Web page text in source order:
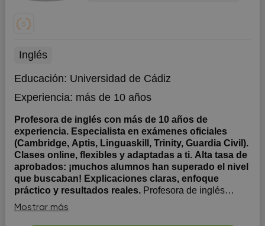
Inglés
Educación: Universidad de Cádiz
Experiencia: más de 10 años
Profesora de inglés con más de 10 años de
experiencia. Especialista en exámenes oficiales
(Cambridge, Aptis, Linguaskill, Trinity, Guardia Civil).
Clases online, flexibles y adaptadas a ti. Alta tasa de
aprobados: ¡muchos alumnos han superado el nivel
que buscaban! Explicaciones claras, enfoque
práctico y resultados reales. Profesora de inglés
online – Especialista en exámenes oficiales y
Selectividad – Más de 10 años de experiencia
Mostrar más